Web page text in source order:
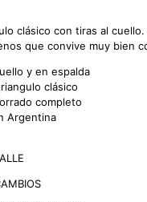
clásico con tiras al
que convive muy bien
y en espalda
clásico
completo
Argentina